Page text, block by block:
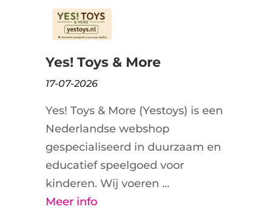
Yes! Toys & More
17-07-2026
Yes! Toys & More (Yestoys) is een
Nederlandse webshop
gespecialiseerd in duurzaam en
educatief speelgoed voor
kinderen. Wij voeren ...
Meer info